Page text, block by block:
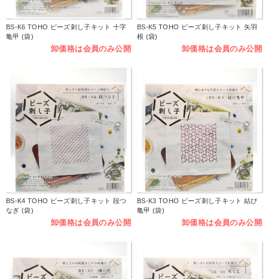
BS-K6 TOHO ビーズ刺し子キット 十字
亀甲 (袋)
卸価格は会員のみ公開
BS-K5 TOHO ビーズ刺し子キット 矢羽
根 (袋)
卸価格は会員のみ公開
BS-K4 TOHO ビーズ刺し子キット 段つ
なぎ (袋)
卸価格は会員のみ公開
BS-K3 TOHO ビーズ刺し子キット 結び
亀甲 (袋)
卸価格は会員のみ公開